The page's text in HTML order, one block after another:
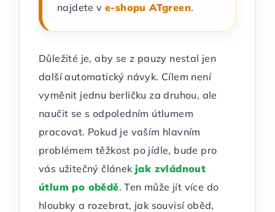
najdete ve-shopu ATgreen.
Důležité je, aby se z pauzy nestal jen
další automatický návyk. Cílem není
vyměnit jednu berličku za druhou, ale
naučit se s odpoledním útlumem
pracovat. Pokud je vaším hlavním
problémem těžkost po jídle, bude pro
vás užitečný článek jak zvládnout
útlum po obědě. Ten může jít více do
hloubky a rozebrat, jak souvisí oběd,